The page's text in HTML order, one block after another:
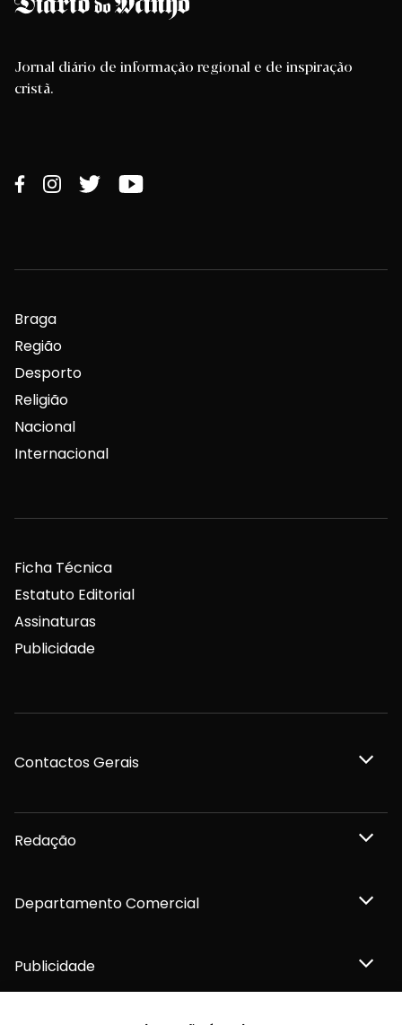
Jornal diário de informação regional e de inspiração
cristã.
Braga
Região
Desporto
Religião
Nacional
Internacional
Ficha Técnica
Estatuto Editorial
Assinaturas
Publicidade
Contactos Gerais
Redação
Departamento Comercial
Publicidade